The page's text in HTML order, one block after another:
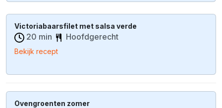
Victoriabaarsfilet met salsa verde
20 min Hoofdgerecht
Bekijk recept
Ovengroenten zomer